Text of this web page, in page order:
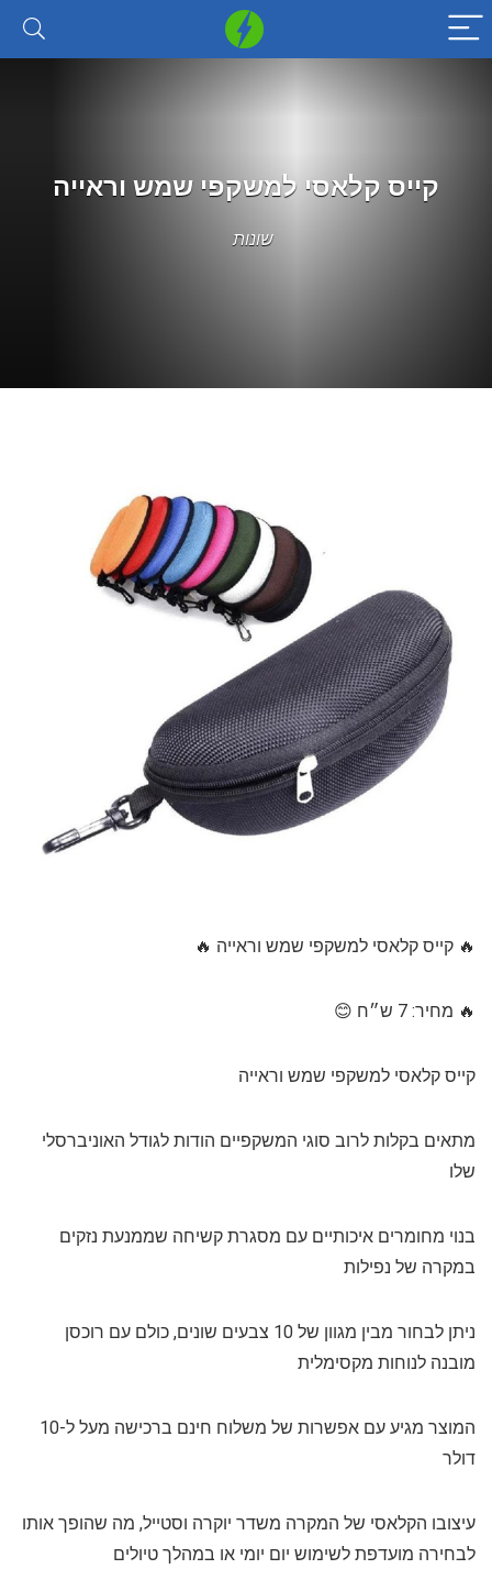
קייס קלאסי למשקפי שמש וראייה
שונות
🔥 קייס קלאסי למשקפי שמש וראייה 🔥
🔥 מחיר: 7 ש״ח 😊
קייס קלאסי למשקפי שמש וראייה
מתאים בקלות לרוב סוגי המשקפיים הודות לגודל האוניברסלי
שלו
בנוי מחומרים איכותיים עם מסגרת קשיחה שממנעת נזקים
במקרה של נפילות
ניתן לבחור מבין מגוון של 10 צבעים שונים, כולם עם רוכסן
מובנה לנוחות מקסימלית
המוצר מגיע עם אפשרות של משלוח חינם ברכישה מעל ל-10
דולר
עיצובו הקלאסי של המקרה משדר יוקרה וסטייל, מה שהופך אותו
לבחירה מועדפת לשימוש יום יומי או במהלך טיולים